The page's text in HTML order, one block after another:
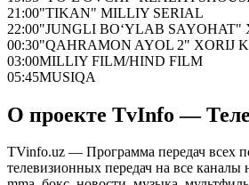
21:00"TIKAN" MILLIY SERIAL
22:00"JUNGLI BO‘YLAB SAYOHAT"
00:30"QAHRAMON AYOL 2" XORIJ
03:00MILLIY FILM/HIND FILM
05:45MUSIQA
О проекте TvInfo —
TVinfo.uz — Программа передач всех
телевизионных передач на все